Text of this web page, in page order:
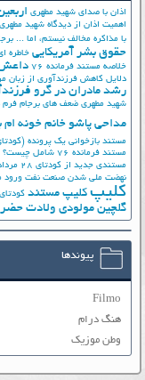
اذان با صدای شهید مطهری
اهمیت اذان از دیدگاه شهید مطهری
با مذاکره مخالف نیستم، اما ...
حقوق بشر آمریکایی خاطره
خلاصه مستند فرمانده 76
دلایل کاهش فرزندآوری از زبان
رشد مادران در گرو
شهید مطهری ضعف های برجام فرم
مداحی پاشو خانم خونه ام
مستند بازخوانی یک پرونده (کودتای 28
مستند فرمانده 76 شامل چیست؟
مستندی جدید از کودتای 28 مرداد
نهضت ملي شدن صنعت نفت ورود
کلیپ کلیپ مستند کودتای 28 مرداد
گلچین مولودی ولادت
پیوندها
Filmo
هنگ درام
وطن موزیک